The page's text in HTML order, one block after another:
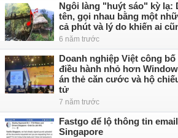
Ngôi làng "huýt sáo" kỳ lạ:
tên, gọi nhau bằng một
cả phút và lý do khiến ai
6 năm trước
Doanh nghiệp Việt công
điều hành nhỏ hơn
án thẻ căn cước và hộ
tử
7 năm trước
Fastgo để lộ thông tin
Singapore